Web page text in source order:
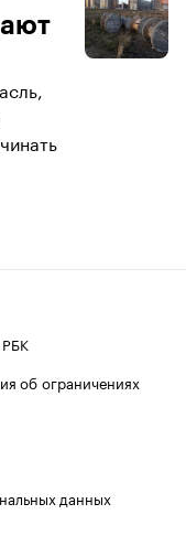
об ограничениях
данных